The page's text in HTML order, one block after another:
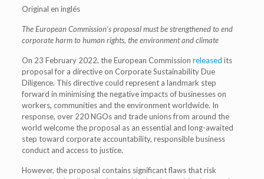
Original en inglés
The European Commission’s proposal must be strengthened to end
corporate harm to human rights, the environment and climate
On 23 February 2022, the European Commission released its
proposal for a directive on Corporate Sustainability Due
Diligence. This directive could represent a landmark step
forward in minimising the negative impacts of businesses on
workers, communities and the environment worldwide. In
response, over 220 NGOs and trade unions from around the
world welcome the proposal as an essential and long-awaited
step toward corporate accountability, responsible business
conduct and access to justice.
However, the proposal contains significant flaws that risk